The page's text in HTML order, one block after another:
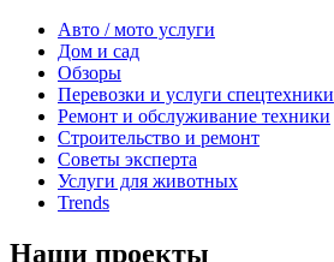
Авто / мото услуги
Дом и сад
Обзоры
Перевозки и услуги спецтехники
Ремонт и обслуживание техники
Строительство и ремонт
Советы эксперта
Услуги для животных
Trends
Наши проекты